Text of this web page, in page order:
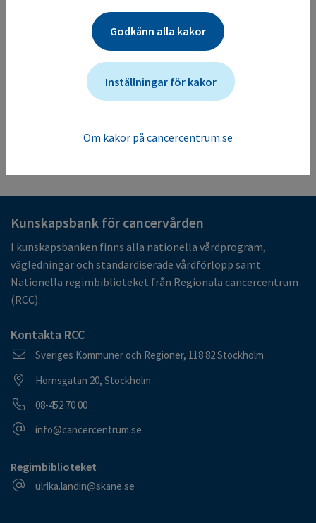
LGG: Undersöker effekten av dabrafenib i kombination
med trametinib jämfört med behandling med
karboplatin och vinkristin för behandling av
tumörsjukdomen.
Mer information om studien för vårdgivare
Tillbaka till listan
Godkänn alla kakor
Inställningar för kakor
Om kakor på cancercentrum.se
Kunskapsbank för cancervården
I kunskapsbanken finns alla nationella vårdprogram,
vägledningar och standardiserade vårdförlopp samt
Nationella regimbiblioteket från Regionala cancercentrum
(RCC).
Kontakta RCC
Postadress
Sveriges Kommuner och Regioner, 118 82 Stockholm
Besöksadress
Hornsgatan 20, Stockholm
Telefonnummer
08-452 70 00
E-postadress
info@cancercentrum.se
Regimbiblioteket
E-postadress
ulrika.landin@skane.se